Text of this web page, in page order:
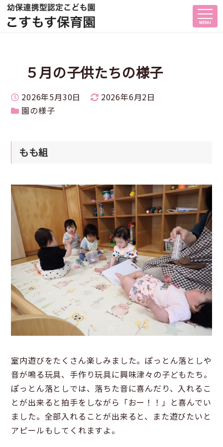
MENU
５月の子供たちの様子
投稿日
2026年5月30日 更新日
2026年6月2日
カテゴリー
園の様子
もも組
室内遊びをたくさん楽しみました。ぽっとん落としや
音が鳴る玩具、手作り玩具に興味津々の子どもたち。
ぽっとん落としでは、落ちた音に喜んだり、入れるこ
とが出来ると拍手をしながら「おー！！」と喜んでい
ました。全部入れることが出来ると、また遊びたいと
アピールもしてくれますよ。